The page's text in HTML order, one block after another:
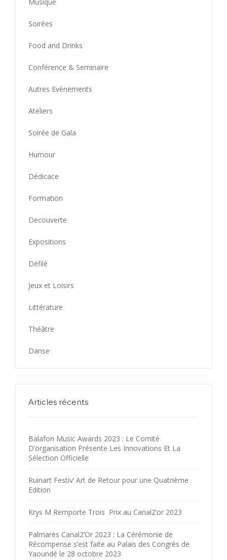
Soirées
Food and Drinks
Conférence & Seminaire
Autres Evènements
Ateliers
Soirée de Gala
Humour
Dédicace
Formation
Decouverte
Expositions
Défilé
Jeux et Loisirs
Littérature
Théâtre
Danse
Articles récents
Balafon Music Awards 2023 : Le Comité
D’organisation Présente Les Innovations Et La
Sélection Officielle
Ruinart Festiv’ Art de Retour pour une Quatrième
Edition
Krys M Remporte Trois Prix au Canal2’or 2023
Palmarès Canal2’Or 2023 : La Cérémonie de
Récompense s’est faite au Palais des Congrès de
Yaoundé le 28 octobre 2023